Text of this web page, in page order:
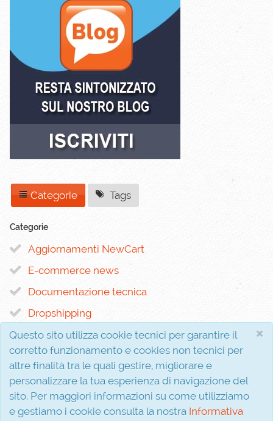
×
Questo sito utilizza cookie tecnici per garantire il
corretto funzionamento e cookies non tecnici per
altre finalità tra le quali gestire, migliorare e
personalizzare la tua esperienza di navigazione del
sito. Per maggiori informazioni su come utilizziamo
e gestiamo i cookie consulta la nostra Informativa
Categorie Tags
Categorie
Aggiornamenti NewCart
E-commerce news
Documentazione tecnica
Dropshipping
Interferenza s.r.l.
P.I. 02810310611